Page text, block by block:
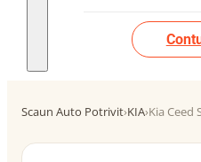
Scaun Auto Potrivit›KIA›Kia Ceed